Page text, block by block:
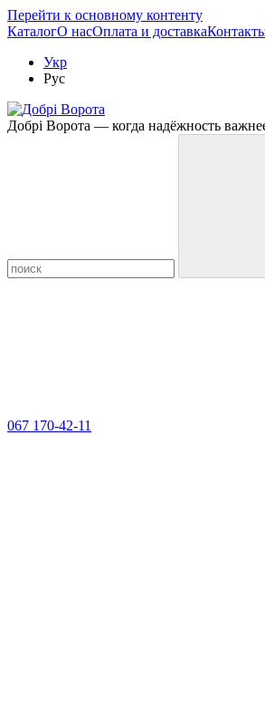
Перейти к основному контенту
КаталогО насОплата и доставка
Укр
Рус
Добрі Ворота — когда надёжность
067 170-42-11